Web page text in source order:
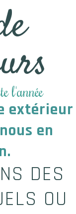
l'année
extérieur
en
DES
OU